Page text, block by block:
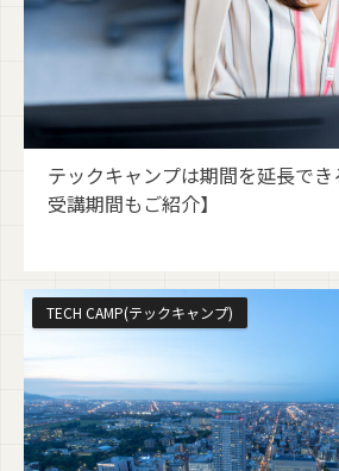
テックキャンプは期間を延長で
受講期間もご紹介】
TECH CAMP(テックキャンプ)